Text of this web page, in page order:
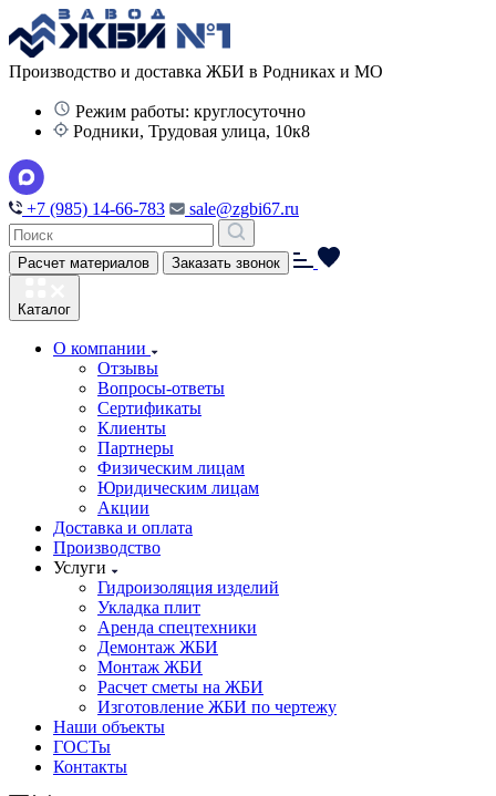
Производство и доставка ЖБИ в Родниках и МО
Режим работы: круглосуточно
Родники, Трудовая улица, 10к8
+7 (985) 14-66-783 sale@zgbi67.ru
Расчет материалов Заказать звонок
Каталог
О компании
Отзывы
Вопросы-ответы
Сертификаты
Клиенты
Партнеры
Физическим лицам
Юридическим лицам
Акции
Доставка и оплата
Производство
Услуги
Гидроизоляция изделий
Укладка плит
Аренда спецтехники
Демонтаж ЖБИ
Монтаж ЖБИ
Расчет сметы на ЖБИ
Изготовление ЖБИ по чертежу
Наши объекты
ГОСТы
Контакты